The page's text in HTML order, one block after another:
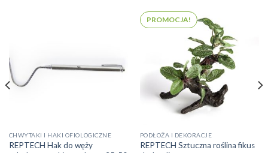
CHWYTAKI I HAKI OFIOLOGICZNE
REPTECH Hak do węży
PROMOCJA!
PODŁOŻA I DEKORACJE
REPTECH Sztuczna roślina fikus